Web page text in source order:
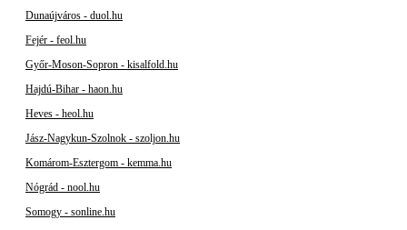
Dunaújváros - duol.hu
Fejér - feol.hu
Győr-Moson-Sopron - kisalfold.hu
Hajdú-Bihar - haon.hu
Heves - heol.hu
Jász-Nagykun-Szolnok - szoljon.hu
Komárom-Esztergom - kemma.hu
Nógrád - nool.hu
Somogy - sonline.hu